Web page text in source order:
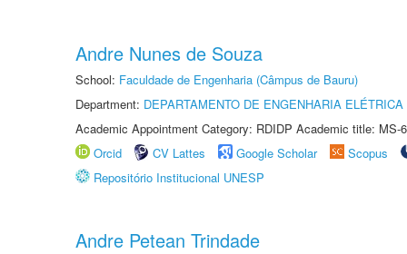
Andre Nunes de Souza
School: Faculdade de Engenharia (Câmpus de Bauru)
Department: DEPARTAMENTO DE ENGENHARIA ELÉTRICA
Academic Appointment Category: RDIDP Academic title: MS-6
Orcid
CV Lattes Google Scholar
Scopus
Repositório Institucional UNESP
Andre Petean Trindade